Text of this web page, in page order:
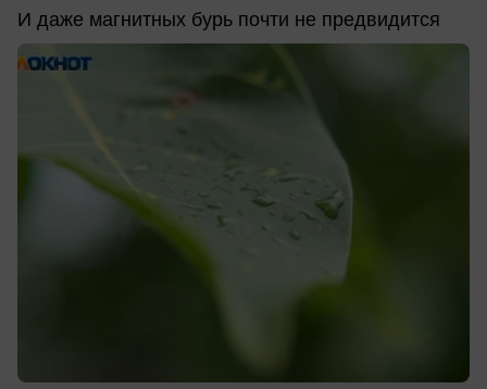
И даже магнитных бурь почти не предвидится